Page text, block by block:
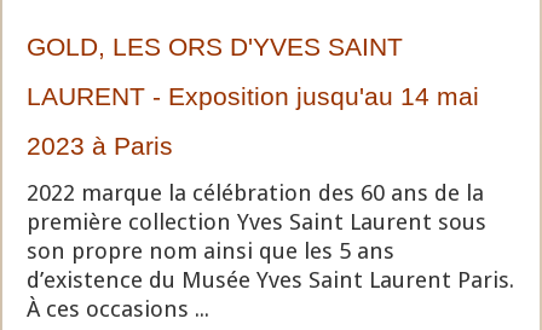
GOLD, LES ORS D'YVES SAINT
LAURENT - Exposition jusqu'au 14 mai
2023 à Paris
2022 marque la célébration des 60 ans de la
première collection Yves Saint Laurent sous
son propre nom ainsi que les 5 ans
d’existence du Musée Yves Saint Laurent Paris.
À ces occasions ...